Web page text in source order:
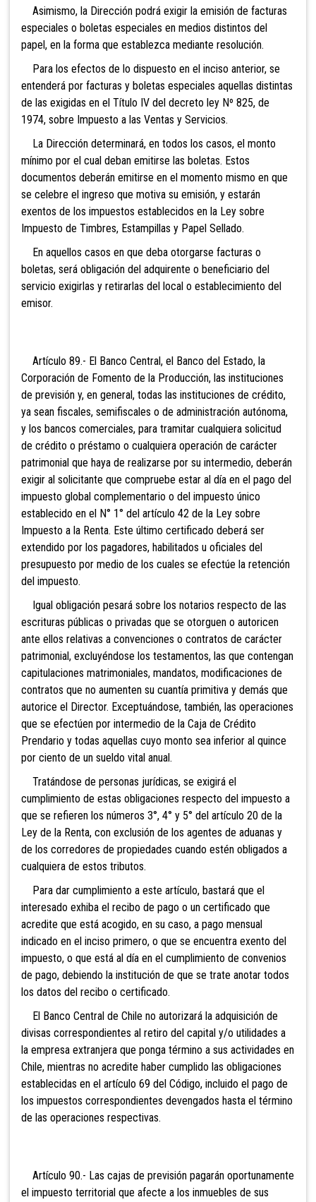
Asimismo, la Dirección podrá exigir la emisión de facturas
especiales o boletas especiales en medios distintos del
papel, en la forma que establezca mediante resolución.
Para los efectos de lo dispuesto en el inciso anterior, se
entenderá por facturas y boletas especiales aquellas distintas
de las exigidas en el Título IV del decreto ley Nº 825, de
1974, sobre Impuesto a las Ventas y Servicios.
La Dirección determinará, en todos los casos, el monto
mínimo por el cual deban emitirse las boletas. Estos
documentos deberán emitirse en el momento mismo en que
se celebre el ingreso que motiva su emisión, y estarán
exentos de los impuestos establecidos en la Ley sobre
Impuesto de Timbres, Estampillas y Papel Sellado.
En aquellos casos en que deba otorgarse facturas o
boletas, será obligación del adquirente o beneficiario del
servicio exigirlas y retirarlas del local o establecimiento del
emisor.
Artículo 89.- El Banco Central, el Banco del Estado, la
Corporación de Fomento de la Producción, las instituciones
de previsión y, en general, todas las instituciones de crédito,
ya sean fiscales, semifiscales o de administración autónoma,
y los bancos comerciales, para tramitar cualquiera solicitud
de crédito o préstamo o cualquiera operación de carácter
patrimonial que haya de realizarse por su intermedio, deberán
exigir al solicitante que compruebe estar al día en el pago del
impuesto global complementario o del impuesto único
establecido en el N° 1° del artículo 42 de la Ley sobre
Impuesto a la Renta. Este último certificado deberá ser
extendido por los pagadores, habilitados u oficiales del
presupuesto por medio de los cuales se efectúe la retención
del impuesto.
Igual obligación pesará sobre los notarios respecto de las
escrituras públicas o privadas que se otorguen o autoricen
ante ellos relativas a convenciones o contratos de carácter
patrimonial, excluyéndose los testamentos, las que contengan
capitulaciones matrimoniales, mandatos, modificaciones de
contratos que no aumenten su cuantía primitiva y demás que
autorice el Director. Exceptuándose, también, las operaciones
que se efectúen por intermedio de la Caja de Crédito
Prendario y todas aquellas cuyo monto sea inferior al quince
por ciento de un sueldo vital anual.
Tratándose de personas jurídicas, se exigirá el
cumplimiento de estas obligaciones respecto del impuesto a
que se refieren los números 3°, 4° y 5° del artículo 20 de la
Ley de la Renta, con exclusión de los agentes de aduanas y
de los corredores de propiedades cuando estén obligados a
cualquiera de estos tributos.
Para dar cumplimiento a este artículo, bastará que el
interesado exhiba el recibo de pago o un certificado que
acredite que está acogido, en su caso, a pago mensual
indicado en el inciso primero, o que se encuentra exento del
impuesto, o que está al día en el cumplimiento de convenios
de pago, debiendo la institución de que se trate anotar todos
los datos del recibo o certificado.
El Banco Central de Chile no autorizará la adquisición de
divisas correspondientes al retiro del capital y/o utilidades a
la empresa extranjera que ponga término a sus actividades en
Chile, mientras no acredite haber cumplido las obligaciones
establecidas en el artículo 69 del Código, incluido el pago de
los impuestos correspondientes devengados hasta el término
de las operaciones respectivas.
Artículo 90.- Las cajas de previsión pagarán oportunamente
el impuesto territorial que afecte a los inmuebles de sus